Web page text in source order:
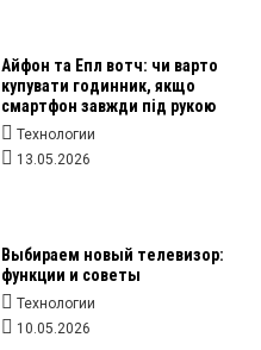
Айфон та Епл вотч: чи варто
купувати годинник, якщо
смартфон завжди під рукою
Технологии
13.05.2026
Выбираем новый телевизор:
функции и советы
Технологии
10.05.2026